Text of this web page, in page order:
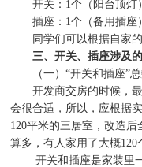
开关： 1个（阳台顶灯）
插座： 1个（备用插座）
同学们可以根据自家的
三、开关、插座涉及
（一）“开关和插座”
开发商交房的时候，最
会很合适，所以，应根据
120平米的三居室，改造后
算多，有人家用了大概120
开关和插座是家装里